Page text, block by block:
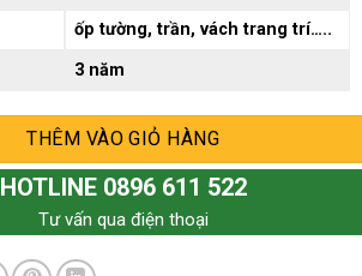
ốp tường, trần, vách trang trí…..
3 năm
THÊM VÀO GIỎ HÀNG
HOTLINE 0896 611 522
Tư vấn qua điện thoại